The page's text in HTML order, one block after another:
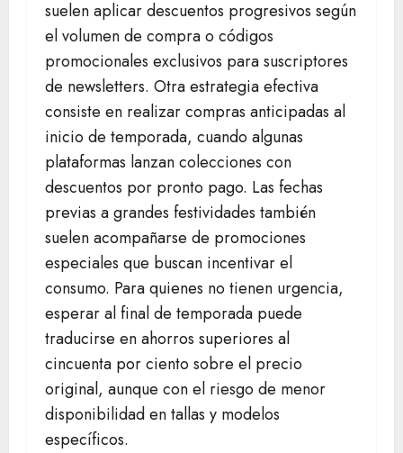
suelen aplicar descuentos progresivos según
el volumen de compra o códigos
promocionales exclusivos para suscriptores
de newsletters. Otra estrategia efectiva
consiste en realizar compras anticipadas al
inicio de temporada, cuando algunas
plataformas lanzan colecciones con
descuentos por pronto pago. Las fechas
previas a grandes festividades también
suelen acompañarse de promociones
especiales que buscan incentivar el
consumo. Para quienes no tienen urgencia,
esperar al final de temporada puede
traducirse en ahorros superiores al
cincuenta por ciento sobre el precio
original, aunque con el riesgo de menor
disponibilidad en tallas y modelos
específicos.